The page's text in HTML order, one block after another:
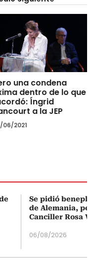
una condena
dentro de lo que
Íngrid
a la JEP
06/2021
Se pidió
de Alemania,
Canciller Rosa
06/08/2026